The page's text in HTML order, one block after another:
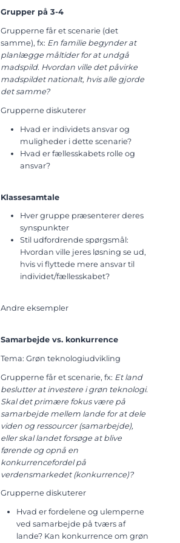
Grupper på 3-4
Grupperne får et scenarie (det
samme), fx: En familie begynder at
planlægge måltider for at undgå
madspild. Hvordan ville det påvirke
madspildet nationalt, hvis alle gjorde
det samme?
Grupperne diskuterer
Hvad er individets ansvar og
muligheder i dette scenarie?
Hvad er fællesskabets rolle og
ansvar?
Klassesamtale
Hver gruppe præsenterer deres
synspunkter
Stil udfordrende spørgsmål:
Hvordan ville jeres løsning se ud,
hvis vi flyttede mere ansvar til
individet/fællesskabet?
Andre eksempler
Samarbejde vs. konkurrence
Tema: Grøn teknologiudvikling
Grupperne får et scenarie, fx: Et land
beslutter at investere i grøn teknologi.
Skal det primære fokus være på
samarbejde mellem lande for at dele
viden og ressourcer (samarbejde),
eller skal landet forsøge at blive
førende og opnå en
konkurrencefordel på
verdensmarkedet (konkurrence)?
Grupperne diskuterer
Hvad er fordelene og ulemperne
ved samarbejde på tværs af
lande? Kan konkurrence om grøn